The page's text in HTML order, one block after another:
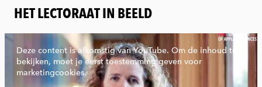
HET LECTORAAT IN BEELD
Deze content is afkomstig van YouTube. Om de inhoud te
bekijken, moet je eerst toestemming geven voor
marketingcookies.